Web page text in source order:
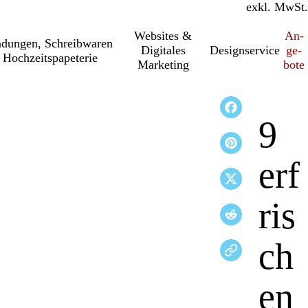
inkl. MwSt.
exkl. MwSt.
Schreib­wa­ren
Websites &
Digitales
Marketing
Designservice
An­­
ge­­
bo­­te
9
erf
ris
ch
en